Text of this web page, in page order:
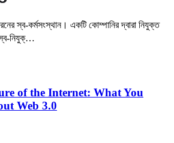
স্ব-কর্মসংস্থান। একটি কোম্পানির দ্বারা নিযুক্ত
স্ব-নিযুক্…
of the Internet: What You
Web 3.0